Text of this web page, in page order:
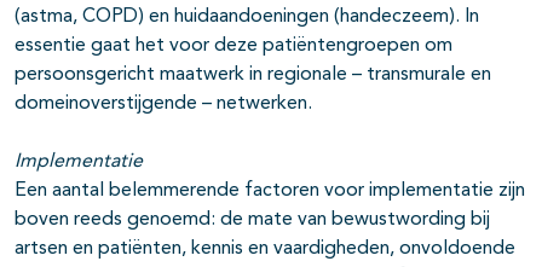
(astma, COPD) en huidaandoeningen (handeczeem). In
essentie gaat het voor deze patiëntengroepen om
persoonsgericht maatwerk in regionale – transmurale en
domeinoverstijgende – netwerken.
Implementatie
Een aantal belemmerende factoren voor implementatie zijn
boven reeds genoemd: de mate van bewustwording bij
artsen en patiënten, kennis en vaardigheden, onvoldoende